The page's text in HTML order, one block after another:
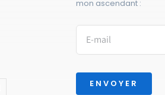
mon ascendant :
ENVOYER